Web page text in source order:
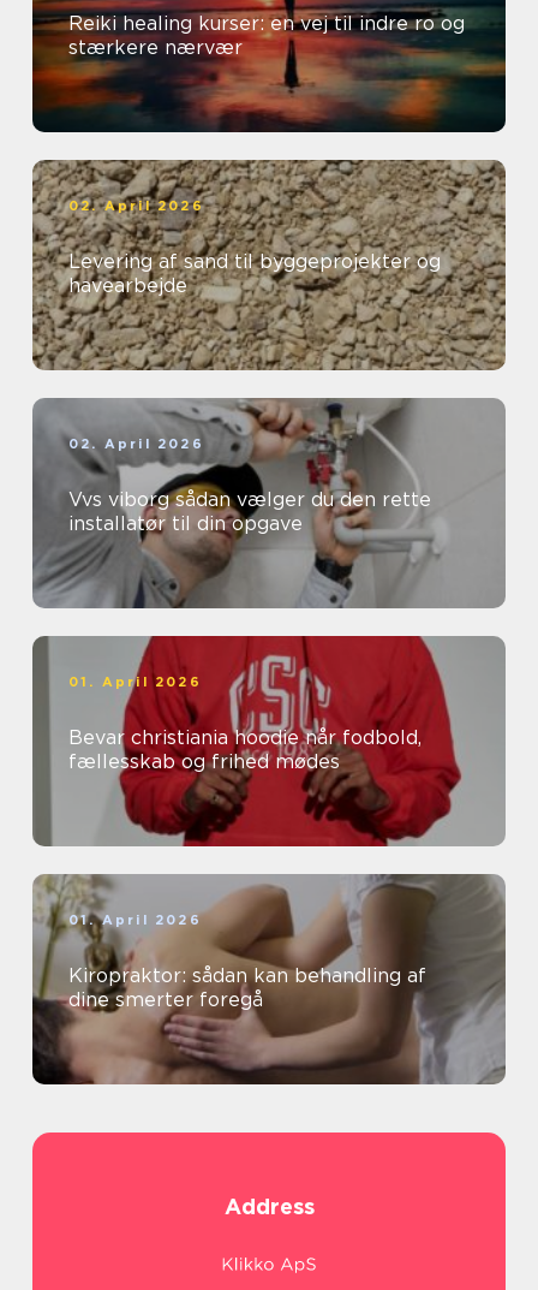
Reiki healing kurser: en vej til indre ro og
stærkere nærvær
02. April 2026
Levering af sand til byggeprojekter og
havearbejde
02. April 2026
Vvs viborg sådan vælger du den rette
installatør til din opgave
01. April 2026
Bevar christiania hoodie når fodbold,
fællesskab og frihed mødes
01. April 2026
Kiropraktor: sådan kan behandling af
dine smerter foregå
Address